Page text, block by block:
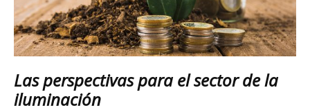
Las perspectivas para el sector de la
iluminación